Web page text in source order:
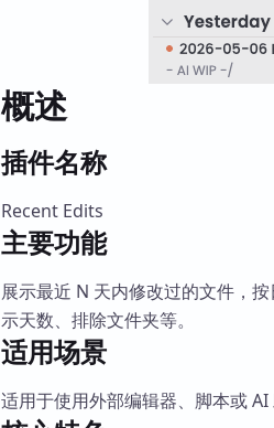
概述
插件名称
Recent Edits
主要功能
展示最近 N 天内修改过的文件，
示天数、排除文件夹等。
适用场景
适用于使用外部编辑器、脚本或 AI